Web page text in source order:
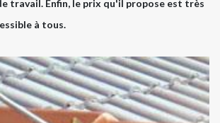
travail. Enfin, le prix qu'il propose est très
à tous.